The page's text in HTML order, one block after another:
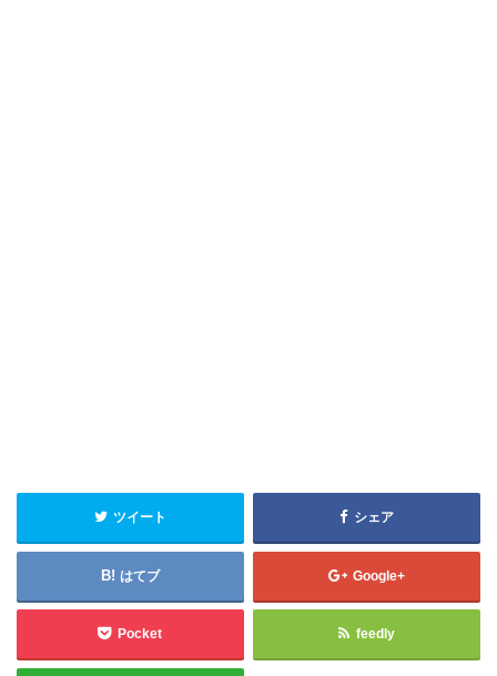
ツイート シェア
はてブ Google+
Pocket feedly